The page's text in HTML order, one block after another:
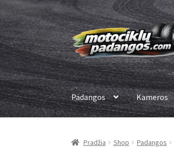
Pereiti
prie
meniu
Pereiti
prie
turinio
Padangos Kameros
Pradžia Shop Padangos